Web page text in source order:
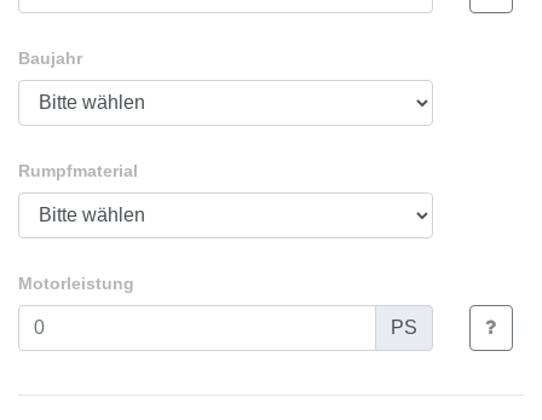
Baujahr
Rumpfmaterial
Motorleistung
PS